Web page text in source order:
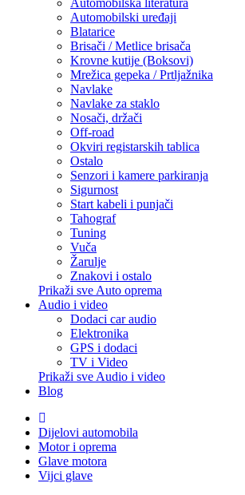
Automobilska literatura
Automobilski uređaji
Blatarice
Brisači / Metlice brisača
Krovne kutije (Boksovi)
Mrežica gepeka / Prtljažnika
Navlake
Navlake za staklo
Nosači, držači
Off-road
Okviri registarskih tablica
Ostalo
Senzori i kamere parkiranja
Sigurnost
Start kabeli i punjači
Tahograf
Tuning
Vuča
Žarulje
Znakovi i ostalo
Prikaži sve Auto oprema
Audio i video
Dodaci car audio
Elektronika
GPS i dodaci
TV i Video
Prikaži sve Audio i video
Blog
Dijelovi automobila
Motor i oprema
Glave motora
Vijci glave